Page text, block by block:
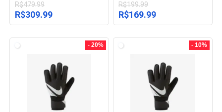
R$479.99
O
preço
era:
R$309.99O
preço
R$199.99
O
preço
era:
R$169.99O
preço
- 20% - 10%